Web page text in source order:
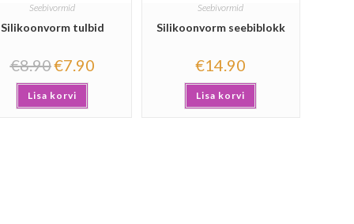
Seebivormid
Silikoonvorm tulbid
€8.90€7.90
Lisa korvi
Seebivormid
Silikoonvorm seebiblokk
€14.90
Lisa korvi